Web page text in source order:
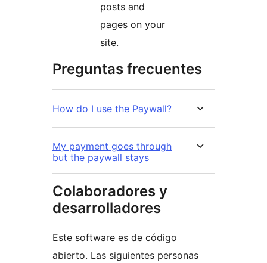
posts and
pages on your
site.
Preguntas frecuentes
How do I use the Paywall?
My payment goes through
but the paywall stays
Colaboradores y
desarrolladores
Este software es de código
abierto. Las siguientes personas